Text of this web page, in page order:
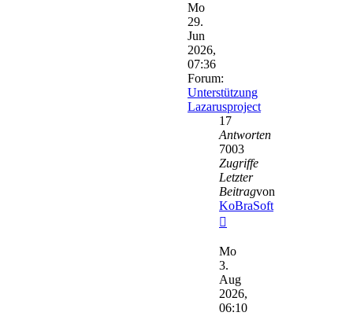
Mo
29.
Jun
2026,
07:36
Forum:
Unterstützung
Lazarusproject
17
Antworten
7003
Zugriffe
Letzter
Beitragvon
KoBraSoft
Beitrag
Mo
3.
Aug
2026,
06:10